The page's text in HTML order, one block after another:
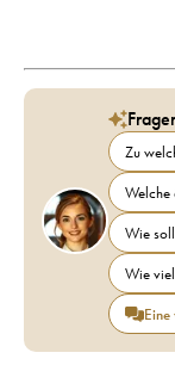
Zu
Welche
Wie
Wie
Eine